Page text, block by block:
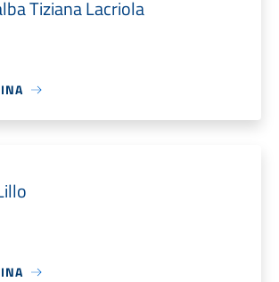
Tiziana Lacriola